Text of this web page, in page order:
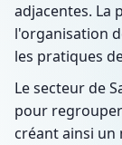
adjacentes. La
l'organisation
les pratiques
Le secteur de
pour
créant ainsi un